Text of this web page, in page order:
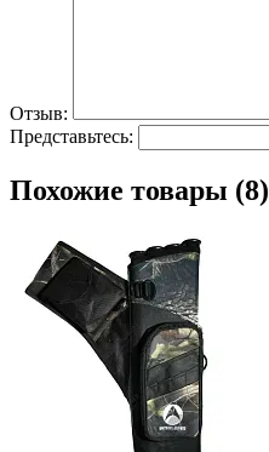
Отзыв:
Представьтесь:
Похожие товары (8)